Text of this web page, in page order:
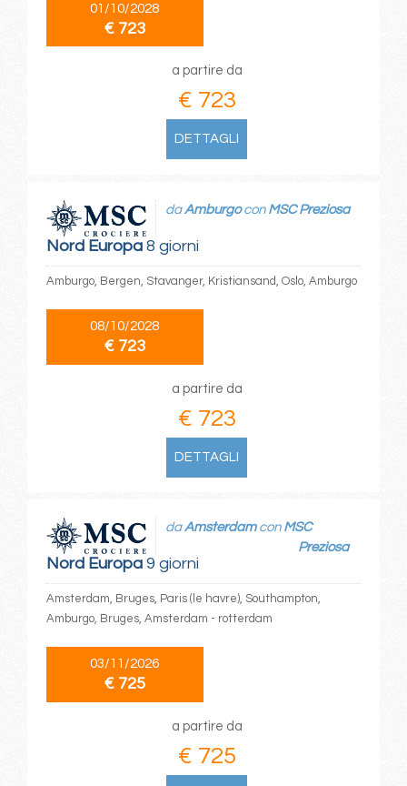
01/10/2028
€ 723
a partire da
€ 723
DETTAGLI
Nord Europa8 giorni
daAmburgocon MSC Preziosa
Amburgo, Bergen, Stavanger, Kristiansand, Oslo, Amburgo
08/10/2028
€ 723
a partire da
€ 723
DETTAGLI
Nord Europa9 giorni
daAmsterdamcon MSC
Preziosa
Amsterdam, Bruges, Paris (le havre), Southampton,
Amburgo, Bruges, Amsterdam - rotterdam
03/11/2026
€ 725
a partire da
€ 725